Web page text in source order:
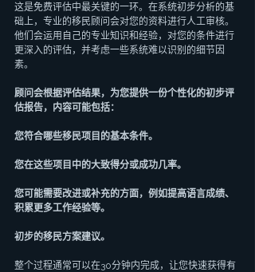
这是免费评估中最关键的一环。在系统初步分析的基
础上，专业的移民顾问会对您的资料进行人工审核。
他们会运用自己的专业知识和经验，对您的条件进行
更深入的评估，并考虑一些系统难以识别的细节因
素。
顾问会根据评估结果，为您提供一份个性化的初步评
估报告，内容可能包括：
您符合哪些移民项目的基本条件。
您在这些项目中的大致得分或成功几率。
您可能需要改进或补充的方面，例如提高语言成绩、
积累更多工作经验等。
初步的移民方案建议。
整个过程通常可以在30分钟内完成，让您快速获得有